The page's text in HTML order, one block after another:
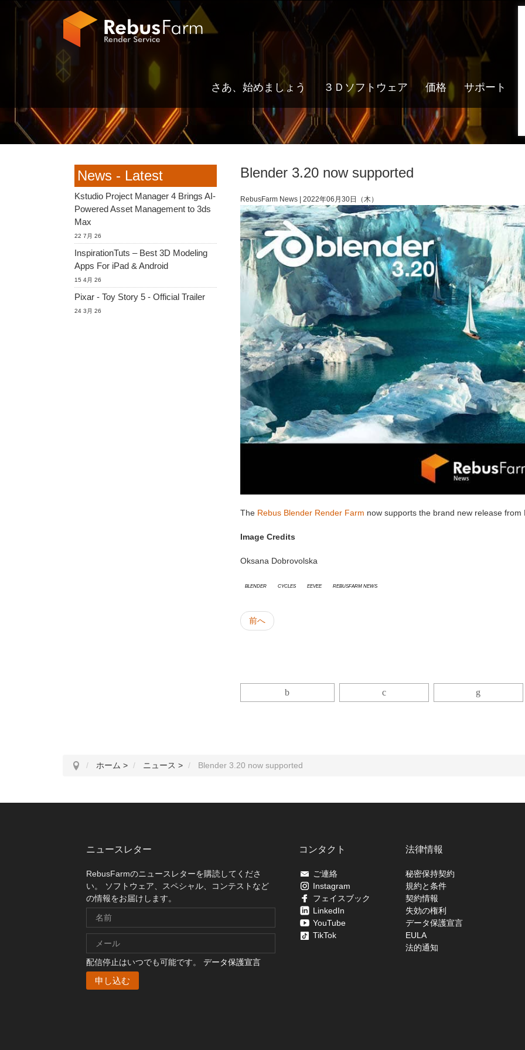
さあ、始めましょう ３Ｄソフトウェア 価格 サポート
Blender 3.20 now supported
RebusFarm News | 2022年06月30日（木）
The Rebus Blender Render Farm now supports the brand new release from
Image Credits
Oksana Dobrovolska
Blender cycles Eevee RebusFarm News
前へ
News - Latest
Kstudio Project Manager 4 Brings AI-
Powered Asset Management to 3ds
Max
22 7月 26
InspirationTuts – Best 3D Modeling
Apps For iPad & Android
15 4月 26
Pixar - Toy Story 5 - Official Trailer
24 3月 26
ホーム > ニュース > Blender 3.20 now supported
ニュースレター
RebusFarmのニュースレターを購読してくださ
い。 ソフトウェア、スペシャル、コンテストなど
の情報をお届けします。
配信停止はいつでも可能です。 データ保護宣言
コンタクト
ご連絡
Instagram
フェイスブック
LinkedIn
YouTube
TikTok
法律情報
秘密保持契約
規約と条件
契約情報
失効の権利
データ保護宣言
EULA
法的通知